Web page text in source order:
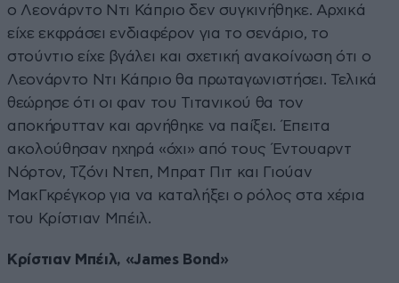
ο Λεονάρντο Ντι Κάπριο δεν συγκινήθηκε. Αρχικά
είχε εκφράσει ενδιαφέρον για το σενάριο, το
στούντιο είχε βγάλει και σχετική ανακοίνωση ότι ο
Λεονάρντο Ντι Κάπριο θα πρωταγωνιστήσει. Τελικά
θεώρησε ότι οι φαν του Τιτανικού θα τον
αποκήρυτταν και αρνήθηκε να παίξει. Έπειτα
ακολούθησαν ηχηρά «όχι» από τους Έντουαρντ
Νόρτον, Τζόνι Ντεπ, Μπρατ Πιτ και Γιούαν
ΜακΓκρέγκορ για να καταλήξει ο ρόλος στα χέρια
του Κρίστιαν Μπέιλ.
Κρίστιαν Μπέιλ, «James Bond»